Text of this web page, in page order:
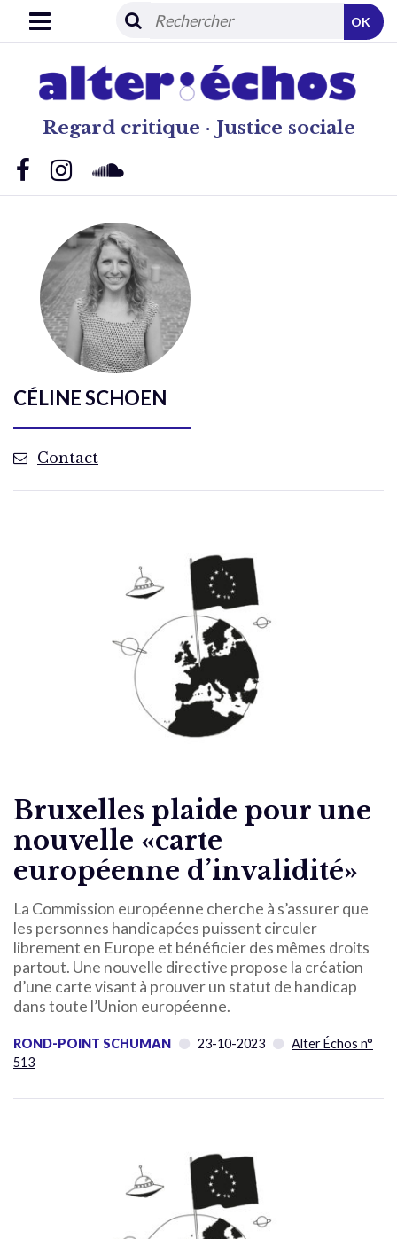
Regard critique · Justice sociale
OK
CÉLINE SCHOEN
Contact
Bruxelles plaide pour une
nouvelle «carte
européenne d’invalidité»
La Commission européenne cherche à s’assurer que
les personnes handicapées puissent circuler
librement en Europe et bénéficier des mêmes droits
partout. Une nouvelle directive propose la création
d’une carte visant à prouver un statut de handicap
dans toute l’Union européenne.
ROND-POINT SCHUMAN 23-10-2023
Alter Échos n°
513